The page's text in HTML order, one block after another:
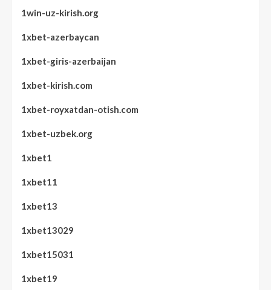
1win-uz-kirish.org
1xbet-azerbaycan
1xbet-giris-azerbaijan
1xbet-kirish.com
1xbet-royxatdan-otish.com
1xbet-uzbek.org
1xbet1
1xbet11
1xbet13
1xbet13029
1xbet15031
1xbet19